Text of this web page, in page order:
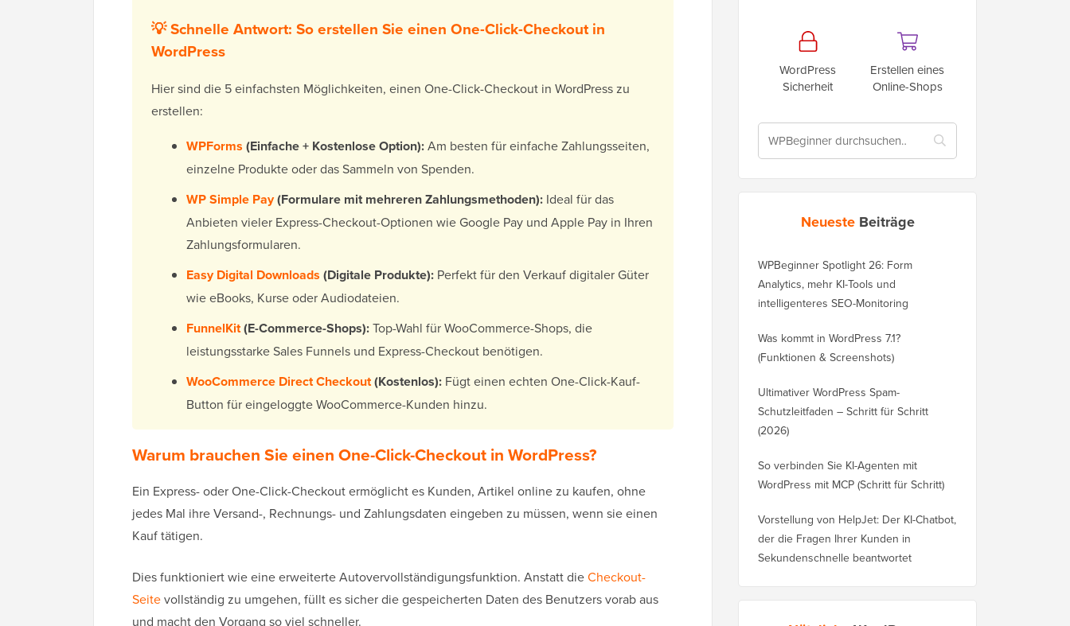
💡 Schnelle Antwort: So erstellen Sie einen One-Click-Checkout in
WordPress
Hier sind die 5 einfachsten Möglichkeiten, einen One-Click-Checkout in WordPress zu
erstellen:
WPForms (Einfache + Kostenlose Option):Am besten für einfache Zahlungsseiten,
einzelne Produkte oder das Sammeln von Spenden.
WP Simple Pay(Formulare mit mehreren Zahlungsmethoden): Ideal für das
Anbieten vieler Express-Checkout-Optionen wie Google Pay und Apple Pay in Ihren
Zahlungsformularen.
Easy Digital Downloads (Digitale Produkte): Perfekt für den Verkauf digitaler Güter
wie eBooks, Kurse oder Audiodateien.
FunnelKit(E-Commerce-Shops):Top-Wahl für WooCommerce-Shops, die
leistungsstarke Sales Funnels und Express-Checkout benötigen.
WooCommerce Direct Checkout(Kostenlos): Fügt einen echten One-Click-Kauf-
Button für eingeloggte WooCommerce-Kunden hinzu.
Warum brauchen Sie einen One-Click-Checkout in WordPress?
Ein Express- oder One-Click-Checkout ermöglicht es Kunden, Artikel online zu kaufen, ohne
jedes Mal ihre Versand-, Rechnungs- und Zahlungsdaten eingeben zu müssen, wenn sie einen
Kauf tätigen.
Dies funktioniert wie eine erweiterte Autovervollständigungsfunktion. Anstatt dieCheckout-
Seitevollständig zu umgehen, füllt es sicher die gespeicherten Daten des Benutzers vorab aus
und macht den Vorgang so viel schneller.
WordPress
Sicherheit
Erstellen eines
Online-Shops
Neueste Beiträge
WPBeginner Spotlight 26: Form
Analytics, mehr KI-Tools und
intelligenteres SEO-Monitoring
Was kommt in WordPress 7.1?
(Funktionen & Screenshots)
Ultimativer WordPress Spam-
Schutzleitfaden – Schritt für Schritt
(2026)
So verbinden Sie KI-Agenten mit
WordPress mit MCP (Schritt für Schritt)
Vorstellung von HelpJet: Der KI-Chatbot,
der die Fragen Ihrer Kunden in
Sekundenschnelle beantwortet